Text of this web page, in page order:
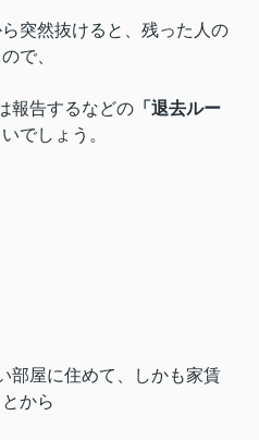
突然抜けると、残った人の
で、
報告するなどの 「退去ルー
でしょう。
部屋に住めて、しかも家賃
から